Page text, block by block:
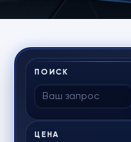
ПОИСК
ЦЕНА